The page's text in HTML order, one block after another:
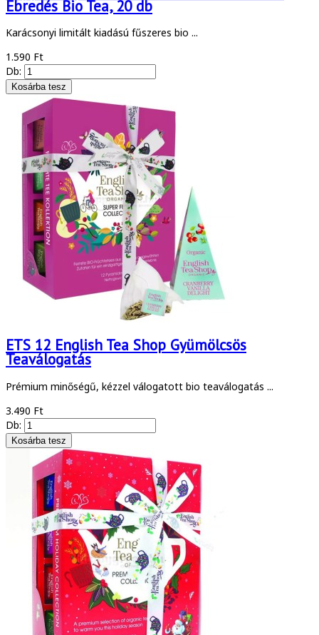
Ébredés Bio Tea, 20 db
Karácsonyi limitált kiadású fűszeres bio ...
1.590 Ft
Db:
ETS 12 English Tea Shop Gyümölcsös
Teaválogatás
Prémium minőségű, kézzel válogatott bio teaválogatás ...
3.490 Ft
Db: